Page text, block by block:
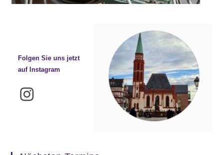
Folgen Sie uns jetzt
auf Instagram
Instagram